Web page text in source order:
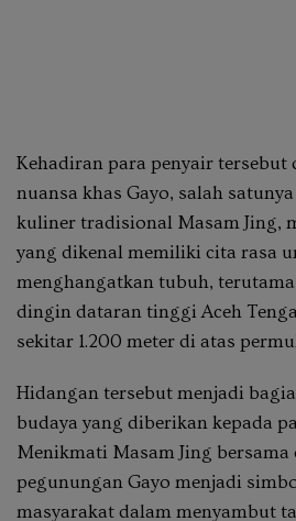
Kehadiran para penyair tersebut
nuansa khas Gayo, salah
kuliner tradisional Masam Jing,
yang dikenal memiliki cita rasa
menghangatkan tubuh,
dingin dataran tinggi Aceh
sekitar 1.200 meter di atas
Hidangan tersebut menjadi
budaya yang diberikan kepada
Menikmati Masam Jing bersama
pegunungan Gayo menjadi
masyarakat dalam menyambut